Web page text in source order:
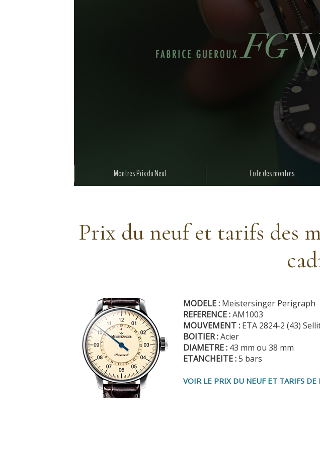
Montres Prix du Neuf Cote des montres
Prix du neuf et tarifs des
MODELE : Meistersinger Perigraph
REFERENCE :AM1003
MOUVEMENT : ETA 2824-2 (43)
BOITIER :Acier
DIAMETRE : 43 mm ou 38 mm
ETANCHEITE :5 bars
VOIR LE PRIX DU NEUF ET TARIFS